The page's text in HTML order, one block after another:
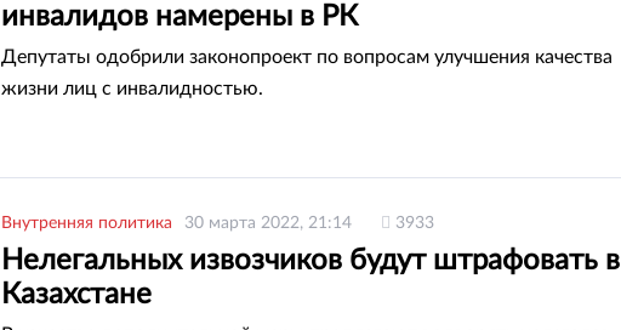
инвалидов намерены в РК
Депутаты одобрили законопроект по вопросам улучшения качества
жизни лиц с инвалидностью.
Внутренняя политика 30 марта 2022, 21:14 3933
Нелегальных извозчиков будут штрафовать в
Казахстане